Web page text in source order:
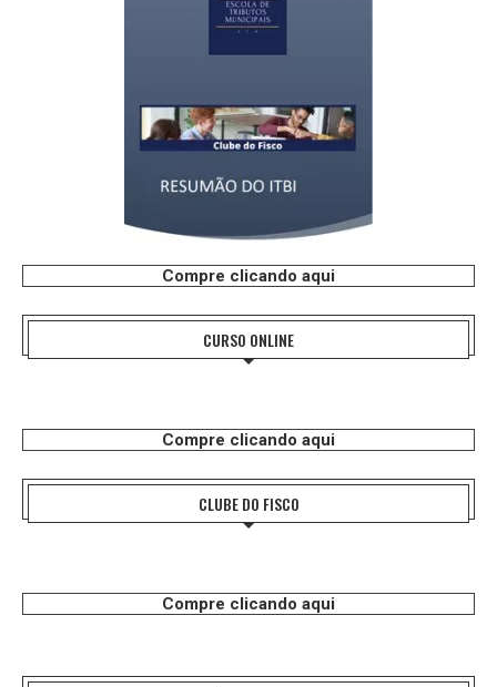
Compre clicando aqui
CURSO ONLINE
Compre clicando aqui
CLUBE DO FISCO
Compre clicando aqui